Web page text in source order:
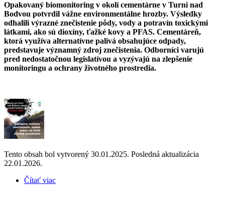
Opakovaný biomonitoring v okolí cementárne v Turni nad
Bodvou potvrdil vážne environmentálne hrozby. Výsledky
odhalili výrazné znečistenie pôdy, vody a potravín toxickými
látkami, ako sú dioxíny, ťažké kovy a PFAS. Cementáreň,
ktorá využíva alternatívne palivá obsahujúce odpady,
predstavuje významný zdroj znečistenia. Odborníci varujú
pred nedostatočnou legislatívou a vyzývajú na zlepšenie
monitoringu a ochrany životného prostredia.
Tento obsah bol vytvorený 30.01.2025. Posledná aktualizácia
22.01.2026.
Čítať viac